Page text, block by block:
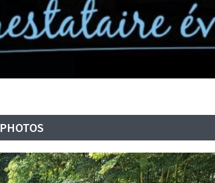
PHOTOS